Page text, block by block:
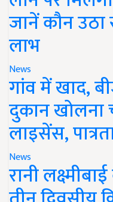
जानें कौन
लाभ
News
गांव में खाद,
दुकान खोलना
लाइसेंस,
News
रानी